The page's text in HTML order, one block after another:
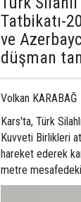
Tatbikatı-
ve
düşman
Volkan KARABAĞ
Kars'ta, Türk
Kuvveti Birlikleri
hareket ederek
metre